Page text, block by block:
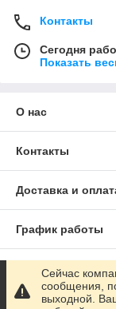
Контакты
Сегодня
Показать
О нас
Контакты
Доставка и
График работы
Полная версия
Сейчас
сообщения,
выходной.